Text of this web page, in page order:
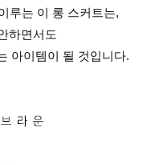
루는 이 롱 스커트는,
하면서도
아이템이 될 것입니다.